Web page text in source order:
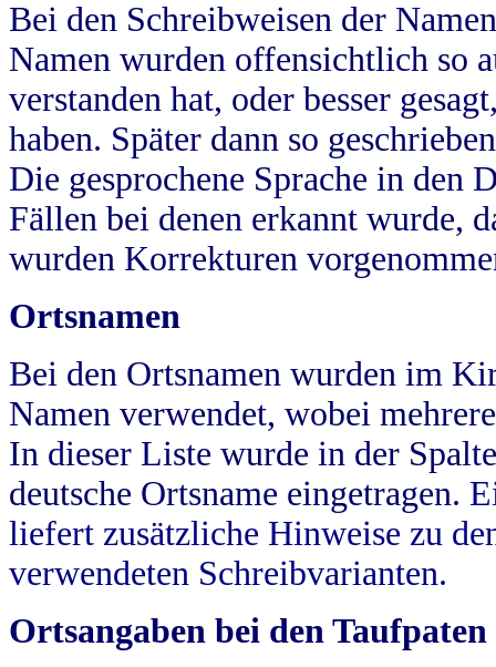
Bei den Schreibweisen der
Namen wurden offensichtlich so
verstanden hat, oder besser
haben. Später dann so
Die gesprochene Sprache in
Fällen bei denen erkannt wurde,
wurden Korrekturen
Ortsnamen
Bei den Ortsnamen wurden im
Namen verwendet, wobei
In dieser Liste wurde in der
deutsche Ortsname eingetragen.
liefert zusätzliche Hinweise zu
verwendeten Schreibvarianten.
Ortsangaben bei den Taufpaten